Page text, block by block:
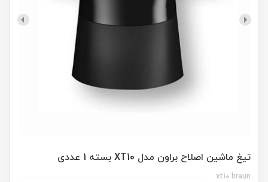
تیغ ماشین اصلاح براون مدل XT10 بسته 1 عددی
xt10 braun